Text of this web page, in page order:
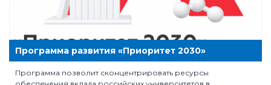
Программа развития «Приоритет 2030»
Программа позволит сконцентрировать ресурсы